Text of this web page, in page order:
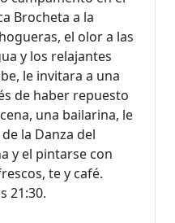
Brocheta a la
el olor a las
y los relajantes
le invitara a una
de haber repuesto
una bailarina, le
la Danza del
y el pintarse con
te y café.
21:30.